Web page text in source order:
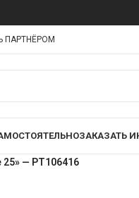
ПАРТНЁРОМ
ЗАКАЗАТЬ
— PT106416